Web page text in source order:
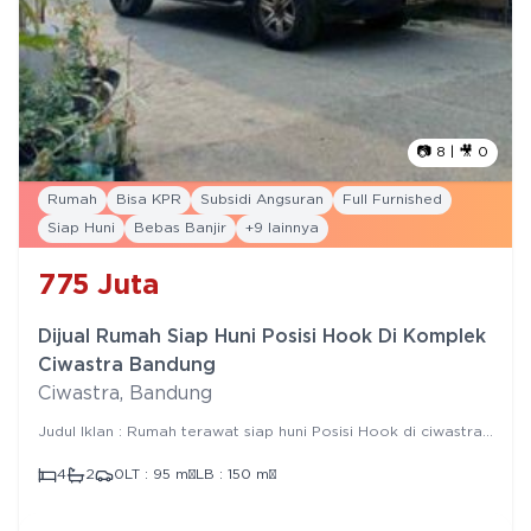
📷 8 | 🎥 0
Rumah Bisa KPR Subsidi Angsuran Full Furnished
Siap Huni Bebas Banjir +9 lainnya
775 Juta
Dijual Rumah Siap Huni Posisi Hook Di Komplek
Ciwastra Bandung
Ciwastra, Bandung
Judul Iklan : Rumah terawat siap huni Posisi Hook di ciwastra
Luas Tanah : 95 m² > Luas Bangunan : 150 m² > Pasokan Listrik
4 2 0 LT : 95 m² LB : 150 m²